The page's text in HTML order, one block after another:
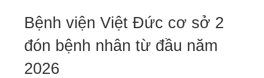
08-07
PGS.TS Hà Đình Đức qua đời
Bệnh viện Việt Đức cơ sở 2
đón bệnh nhân từ đầu năm
2026